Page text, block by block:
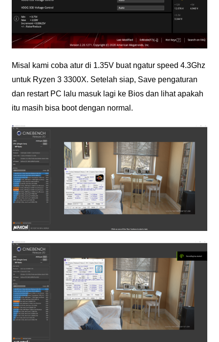
Misal kami coba atur di 1.35V buat ngatur speed 4.3Ghz
untuk Ryzen 3 3300X. Setelah siap, Save pengaturan
dan restart PC lalu masuk lagi ke Bios dan lihat apakah
itu masih bisa boot dengan normal.